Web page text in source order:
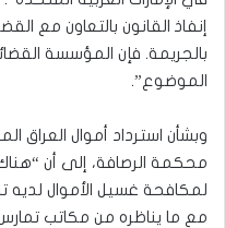
إنفاذ القانون بالتعاون مع
بالجريمة. فإن المؤسسة
الموضوع”.
وبشأن استرداد أموال العراق
محكمة الرصافة، إلى أن
لمكافحة غسيل الأموال لديه
مع ما يناظره من مكاتب